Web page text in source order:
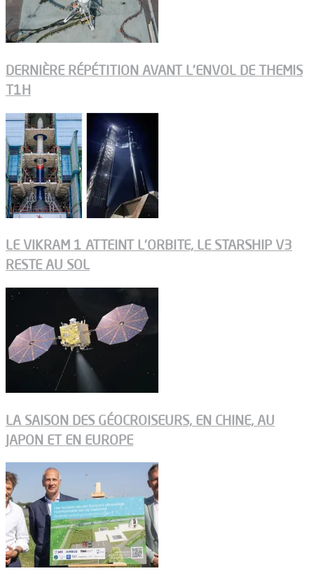
DERNIÈRE RÉPÉTITION AVANT L’ENVOL DE THEMIS
T1H
LE VIKRAM 1 ATTEINT L’ORBITE, LE STARSHIP V3
RESTE AU SOL
LA SAISON DES GÉOCROISEURS, EN CHINE, AU
JAPON ET EN EUROPE